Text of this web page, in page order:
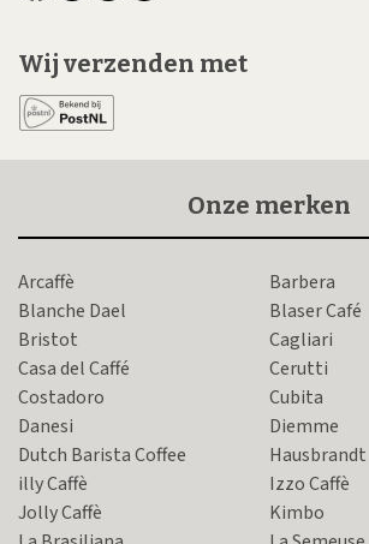
Wij verzenden met
Onze merken
Arcaffè
Barbera
Blanche Dael
Blaser Café
Bristot
Cagliari
Casa del Caffé
Cerutti
Costadoro
Cubita
Danesi
Diemme
Dutch Barista Coffee
Hausbrandt
illy Caffè
Izzo Caffè
Jolly Caffè
Kimbo